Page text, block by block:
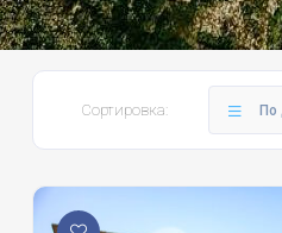
Сортировка: По